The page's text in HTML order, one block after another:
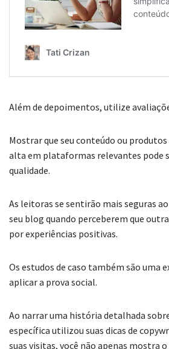
Além de depoimentos, utilize
Mostrar que seu conteúdo ou
alta em plataformas relevantes pode
qualidade.
As leitoras se sentirão mais seguras
seu blog quando perceberem que
por experiências positivas.
Os estudos de caso também são uma
aplicar a prova social.
Ao narrar uma história detalhada
específica utilizou suas dicas de
suas visitas, você não apenas mostra